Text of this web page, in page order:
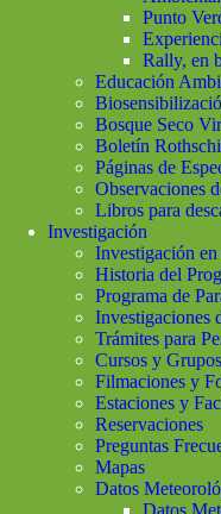
Punto
Rally, en
Educación
Bosque Seco
Boletín
Páginas de
Observaciones
Libros para
Investigación
Investigación
Historia del
Programa de
Investigaciones
Trámites para
Cursos y Grupos
Filmaciones y
Estaciones y
Reservaciones
Preguntas
Mapas
Datos